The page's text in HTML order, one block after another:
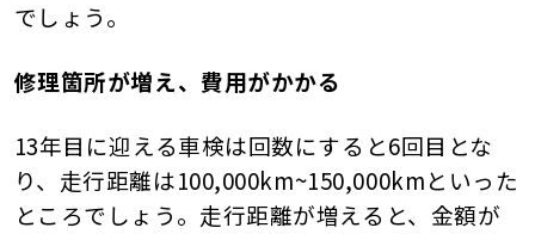
でしょう。
修理箇所が増え、費用がかかる
13年目に迎える車検は回数にすると6回目とな
り、走行距離は100,000km~150,000kmといった
ところでしょう。走行距離が増えると、金額が